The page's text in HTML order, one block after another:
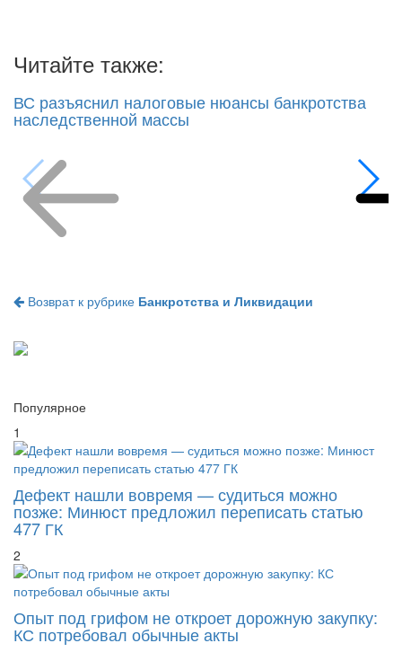
Читайте также:
ВС разъяснил налоговые нюансы банкротства
наследственной массы
Возврат к рубрике Банкротства и Ликвидации
Популярное
1
Дефект нашли вовремя — судиться можно
позже: Минюст предложил переписать статью
477 ГК
2
Опыт под грифом не откроет дорожную закупку:
КС потребовал обычные акты